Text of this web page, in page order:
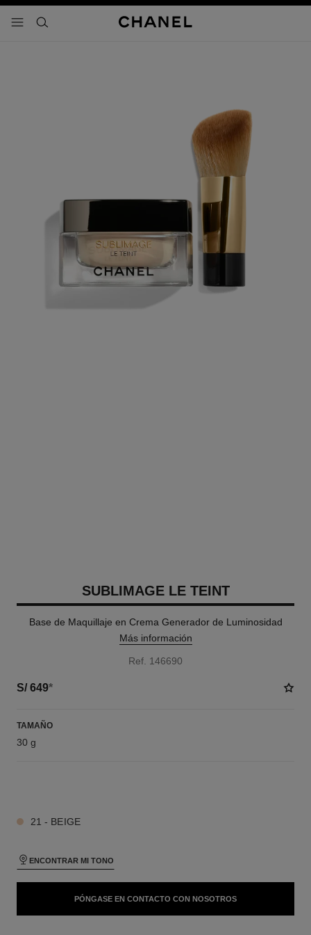
- navegación principal
buscar
SUBLIMAGE LE TEINT
Base de Maquillaje en Crema Generador de Luminosidad
Más información
Ref. 146690
S/ 649*
TAMAÑO
30 g
21 - BEIGE
ENCONTRAR MI TONO
PÓNGASE EN CONTACTO CON NOSOTROS